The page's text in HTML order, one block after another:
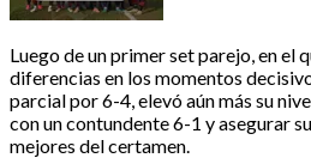
Luego de un primer set parejo, en el
diferencias en los momentos
parcial por 6-4, elevó aún más su
con un contundente 6-1 y asegurar
mejores del certamen.